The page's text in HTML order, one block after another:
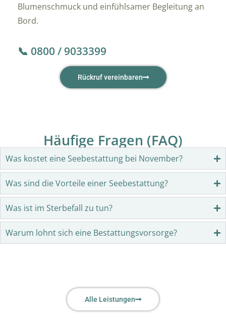
Blumenschmuck und einfühlsamer Begleitung an
Bord.
📞 0800 / 9033399
Rückruf vereinbaren
Häufige Fragen (FAQ)
Was kostet eine Seebestattung bei November?
Was sind die Vorteile einer Seebestattung?
Was ist im Sterbefall zu tun?
Warum lohnt sich eine Bestattungsvorsorge?
Alle Leistungen